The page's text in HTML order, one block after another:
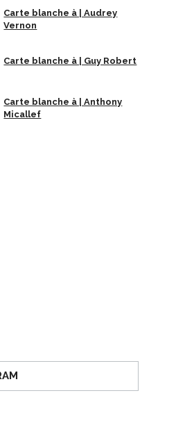
Carte blanche à | Audrey
Vernon
Carte blanche à | Guy Robert
Carte blanche à | Anthony
Micallef